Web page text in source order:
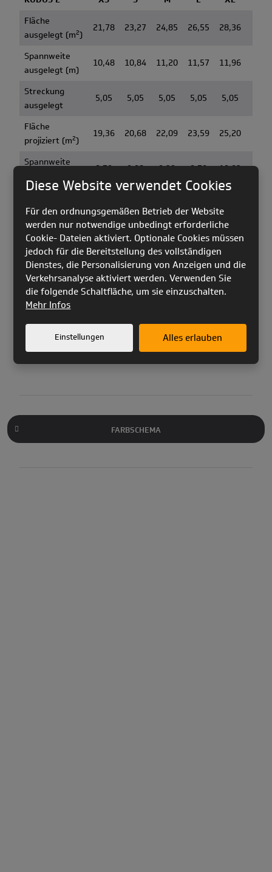
Fläche
ausgelegt (m2)
21,78 23,27 24,85 26,55 28,36
Spannweite
ausgelegt (m)
10,48 10,84 11,20 11,57 11,96
Streckung
ausgelegt
5,05 5,05 5,05 5,05 5,05
Fläche
projiziert (m2)
19,36 20,68 22,09 23,59 25,20
Spannweite
8,79 9,08 9,39 9,70 10,03
projiziert
Anzahl Zellen 45 45 45 45
Schirmgewicht
(kg)
4,00 4,20 4,40 4,65 4,90
Startgewicht
(kg)
55-
64-
74-
85-
Musterprüfung
EN-B EN-B EN-B EN-B EN-B
FARBSCHEMA
Diese Website verwendet Cookies
Für den ordnungsgemäßen Betrieb der Website
werden nur notwendige unbedingt erforderliche
Cookie- Dateien aktiviert. Optionale Cookies müssen
jedoch für die Bereitstellung des vollständigen
Dienstes, die Personalisierung von Anzeigen und die
Verkehrsanalyse aktiviert werden. Verwenden Sie
die folgende Schaltfläche, um sie einzuschalten.
Mehr Infos
Einstellungen Alles erlauben